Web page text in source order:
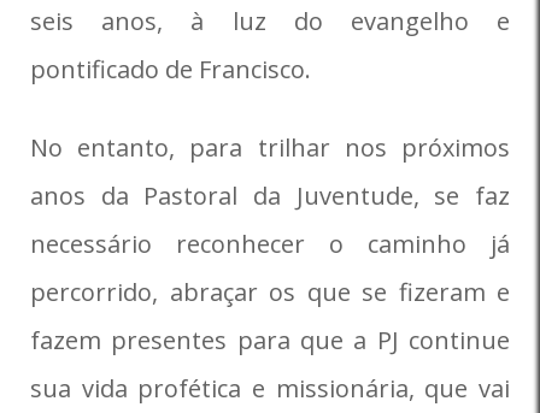
seis anos, à luz do evangelho e
pontificado de Francisco.
No entanto, para trilhar nos próximos
anos da Pastoral da Juventude, se faz
necessário reconhecer o caminho já
percorrido, abraçar os que se fizeram e
fazem presentes para que a PJ continue
sua vida profética e missionária, que vai